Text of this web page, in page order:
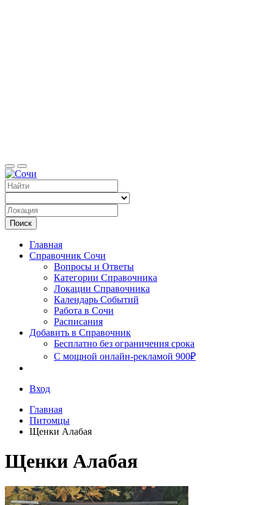
Сочи
Поиск
Главная
Справочник Сочи
Вопросы и Ответы
Категории Справочника
Локации Справочника
Календарь Событий
Работа в Сочи
Расписания
Добавить в Справочник
Бесплатно без ограничения срока
С мощной онлайн-рекламой 900₽
Вход
Главная
Питомцы
Щенки Алабая
Щенки Алабая